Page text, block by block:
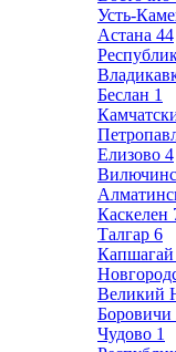
Усть-
Астана 44
Беслан 1
Елизово 4
Каскелен
Талгар 6
Капшагай
Великий
Боровичи
Чудово 1